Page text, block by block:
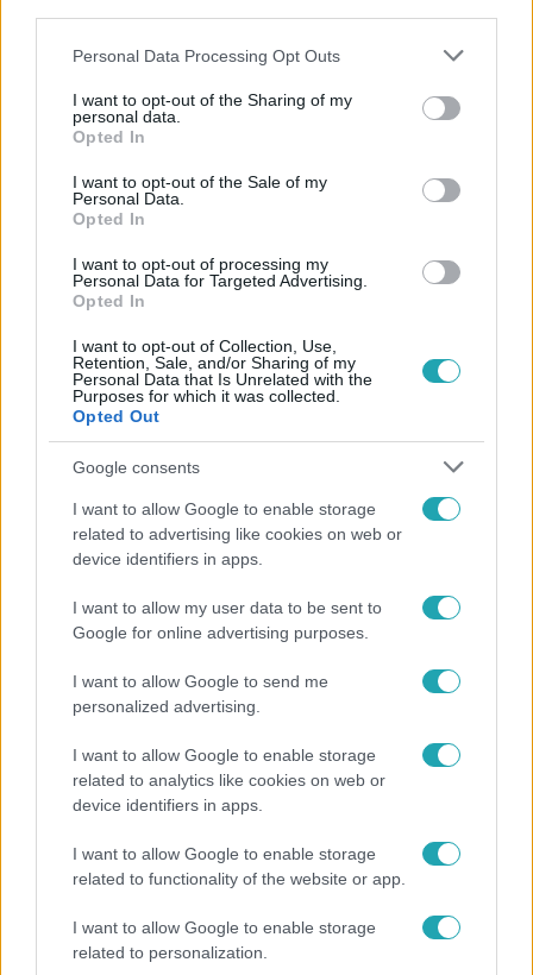
Please note that this website/app uses one or more Google
not limited to your visit or usage behaviour. You may click to
grant or deny consent to Google and its third-party tags to
use your data for below specified purposes in below Google
consent section.
Personal Data Processing Opt Outs
I want to opt-out of the Sharing of my
personal data.
Opted In
I want to opt-out of the Sale of my
Personal Data.
Opted In
I want to opt-out of processing my
Personal Data for Targeted Advertising.
Opted In
I want to opt-out of Collection, Use,
Retention, Sale, and/or Sharing of my
Personal Data that Is Unrelated with the
Purposes for which it was collected.
Opted Out
Google consents
I want to allow Google to enable storage
related to advertising like cookies on web or
device identifiers in apps.
I want to allow my user data to be sent to
Google for online advertising purposes.
I want to allow Google to send me
personalized advertising.
I want to allow Google to enable storage
related to analytics like cookies on web or
device identifiers in apps.
I want to allow Google to enable storage
related to functionality of the website or app.
I want to allow Google to enable storage
related to personalization.
Népszerű
Belföld
Generációk együtt éneklik Bródy János legendás
slágerét – elkészült az új klip